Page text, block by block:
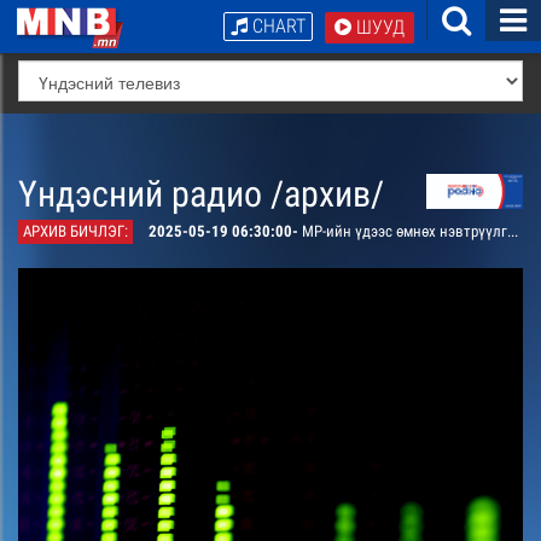
ШУУД
CHART
Үндэсний радио /архив/
АРХИВ БИЧЛЭГ: 2025-05-19 06:30:00- МР-ийн үдээс өмнөх нэвтрүүлгийн хөтөлбөр, цаг агаар танилцуулна.